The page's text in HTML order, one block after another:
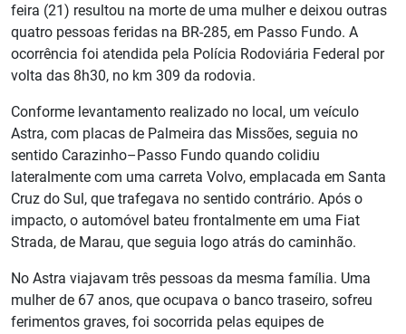
feira (21) resultou na morte de uma mulher e deixou outras
quatro pessoas feridas na BR-285, em Passo Fundo. A
ocorrência foi atendida pela Polícia Rodoviária Federal por
volta das 8h30, no km 309 da rodovia.
Conforme levantamento realizado no local, um veículo
Astra, com placas de Palmeira das Missões, seguia no
sentido Carazinho–Passo Fundo quando colidiu
lateralmente com uma carreta Volvo, emplacada em Santa
Cruz do Sul, que trafegava no sentido contrário. Após o
impacto, o automóvel bateu frontalmente em uma Fiat
Strada, de Marau, que seguia logo atrás do caminhão.
No Astra viajavam três pessoas da mesma família. Uma
mulher de 67 anos, que ocupava o banco traseiro, sofreu
ferimentos graves, foi socorrida pelas equipes de